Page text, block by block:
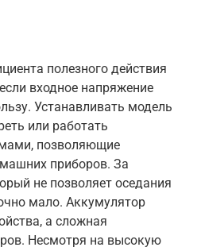
полезного действия
входное напряжение
Устанавливать модель
или работать
позволяющие
приборов. За
не позволяет оседания
мало. Аккумулятор
а сложная
Несмотря на высокую